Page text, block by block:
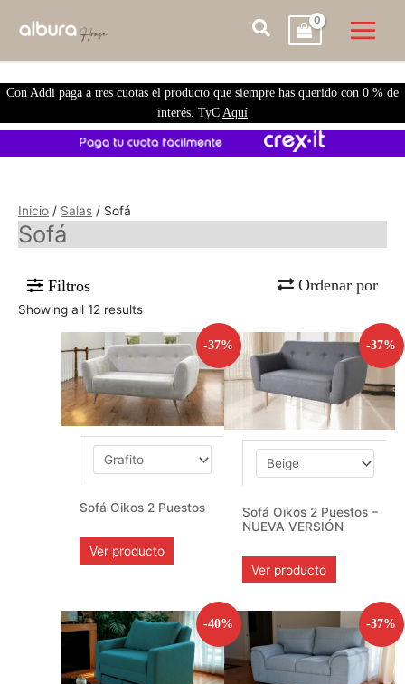
Con Addi paga a tres cuotas el producto que siempre has querido con 0 % de
interés. TyC Aquí
Inicio / Salas / Sofá
Sofá
Filtros Ordenar por
Showing all 12 results
-37%
Sofá Oikos 2 Puestos
Ver producto
-37%
Sofá Oikos 2 Puestos –
NUEVA VERSIÓN
Ver producto
-40% -37%